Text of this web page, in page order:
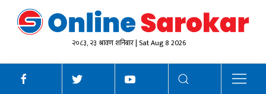
२०८३, २३ श्रावण शनिबार | Sat Aug 8 2026